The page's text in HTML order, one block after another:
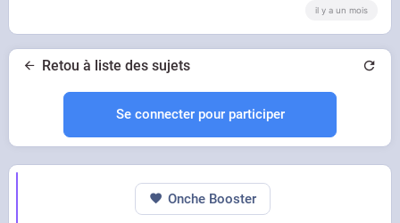
il y a un mois
Retou à liste des sujets
Se connecter pour participer
Onche Booster